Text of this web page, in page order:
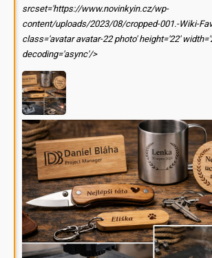
srcset='https://www.novinkyin.cz/wp-
content/uploads/2023/08/cropped-001.-Wiki-
class='avatar avatar-22 photo' height='22'
decoding='async'/>